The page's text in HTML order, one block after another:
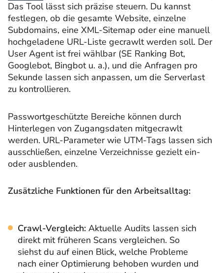
Das Tool lässt sich präzise steuern. Du kannst
festlegen, ob die gesamte Website, einzelne
Subdomains, eine XML-Sitemap oder eine manuell
hochgeladene URL-Liste gecrawlt werden soll. Der
User Agent ist frei wählbar (SE Ranking Bot,
Googlebot, Bingbot u. a.), und die Anfragen pro
Sekunde lassen sich anpassen, um die Serverlast
zu kontrollieren.
Passwortgeschützte Bereiche können durch
Hinterlegen von Zugangsdaten mitgecrawlt
werden. URL-Parameter wie UTM-Tags lassen sich
ausschließen, einzelne Verzeichnisse gezielt ein-
oder ausblenden.
Zusätzliche Funktionen für den Arbeitsalltag:
Crawl-Vergleich: Aktuelle Audits lassen sich
direkt mit früheren Scans vergleichen. So
siehst du auf einen Blick, welche Probleme
nach einer Optimierung behoben wurden und